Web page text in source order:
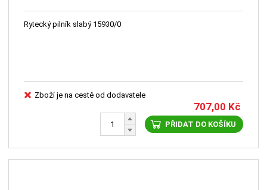
Rytecký pilník slabý 15930/0
Zboží je na cestě od dodavatele
707,00 Kč
PŘIDAT DO KOŠÍKU